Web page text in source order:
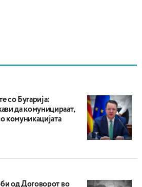
со Бугарија:
да комуницираат,
комуникацијата
од Договорот во